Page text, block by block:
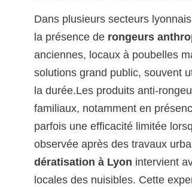
Dans plusieurs secteurs
la présence de rongeurs
anciennes, locaux à poubelles
solutions grand public, souvent
la durée.Les produits anti-
familiaux, notamment en
parfois une efficacité limitée
observée après des travaux
dératisation à Lyon intervient
locales des nuisibles. Cette